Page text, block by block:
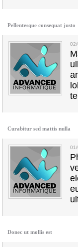
Pellentesque consequat justo
Curabitur sed mattis nulla
Donec ut mollis est